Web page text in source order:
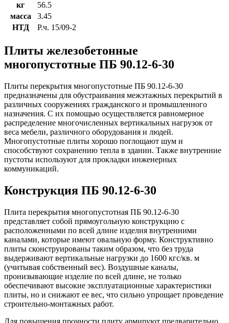
кг
56.5
масса
3.45
НТД
Р.ч. 15/09-2
Плиты железобетонные
многопустотные ПБ 90.12-6-30
Плиты перекрытия многопустотные ПБ 90.12-6-30
предназначены для обустраивания межэтажных перекрытий в
различных сооружениях гражданского и промышленного
назначения. С их помощью осуществляется равномерное
распределение многочисленных вертикальных нагрузок от
веса мебели, различного оборудования и людей.
Многопустотные плиты хорошо поглощают шум и
способствуют сохранению тепла в здании. Также внутренние
пустоты используют для прокладки инженерных
коммуникаций.
Конструкция ПБ 90.12-6-30
Плита перекрытия многопустотная ПБ 90.12-6-30
представляет собой прямоугольную конструкцию с
расположенными по всей длине изделия внутренними
каналами, которые имеют овальную форму. Конструктивно
плиты сконструированы таким образом, что без труда
выдерживают вертикальные нагрузки до 1600 кгс/кв. м
(учитывая собственный вес). Воздушные каналы,
пронизывающие изделие по всей длине, не только
обеспечивают высокие эксплуатационные характеристики
плиты, но и снижают ее вес, что сильно упрощает проведение
строительно-монтажных работ.
Для повышения прочности плиту армируют предварительно